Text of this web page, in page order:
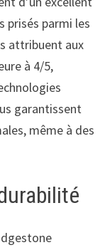
prisés parmi les
attribuent aux
à 4/5,
garantissent
même à des